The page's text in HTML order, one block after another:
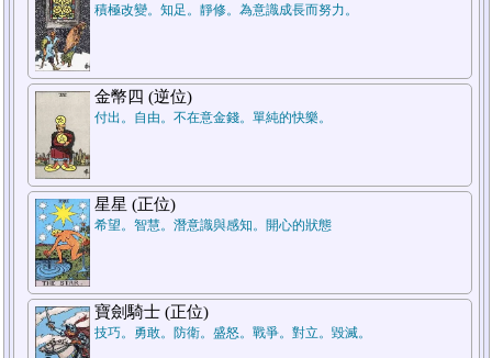
積極改變。知足。靜修。為意識成長而努力。
金幣四 (逆位)
付出。自由。不在意金錢。單純的快樂。
星星 (正位)
希望。智慧。潛意識與感知。開心的狀態
寶劍騎士 (正位)
技巧。勇敢。防衛。盛怒。戰爭。對立。毀滅。